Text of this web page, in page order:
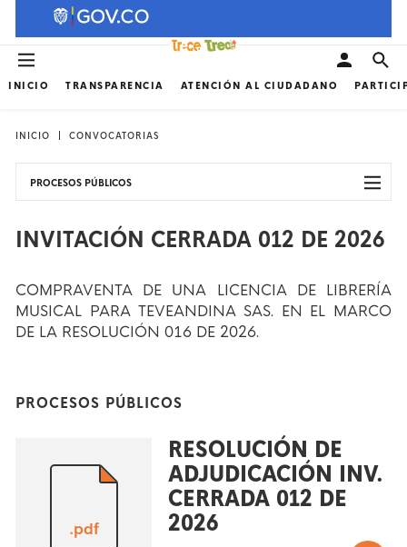
INICIO TRANSPARENCIA ATENCIÓN AL CIUDADANO
INICIO CONVOCATORIAS
PROCESOS PÚBLICOS
INVITACIÓN CERRADA 012 DE 2026
COMPRAVENTA DE UNA LICENCIA DE LIBRERÍA
MUSICAL PARA TEVEANDINA SAS. EN EL MARCO
DE LA RESOLUCIÓN 016 DE 2026.
PROCESOS PÚBLICOS
.pdf
RESOLUCIÓN DE
ADJUDICACIÓN INV.
CERRADA 012 DE
2026